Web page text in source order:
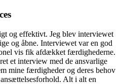
og effektivt. Jeg blev interviewet
og åbne. Interviewet var en god
vis fik afdækket færdighederne.
et interview med de ansvarlige
mine færdigheder og deres behov
Alt i alt en